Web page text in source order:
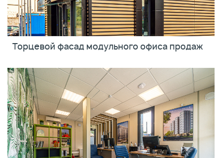
Торцевой фасад модульного офиса продаж